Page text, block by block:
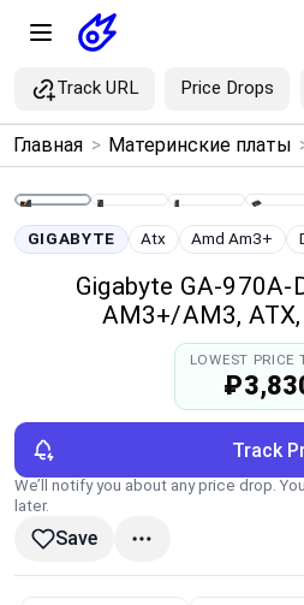
Track URL Price Drops
Menu ×
Home
Search
Categories
Brands
Global Price Tracker
Главная > Материнские платы
GIGABYTE Atx Amd Am3+
Gigabyte GA-970A-
AM3+/AM3,
LOWEST PRICE
Track
We’ll notify you about any price drop.
later.
Save